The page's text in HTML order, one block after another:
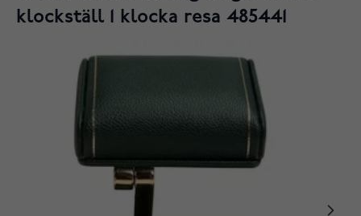
klockställ 1 klocka resa 485441